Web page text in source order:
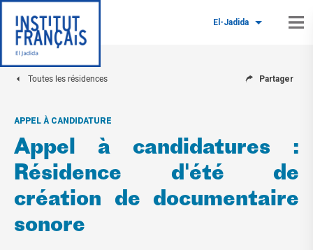
El-Jadida
Toutes les résidences Partager
APPEL À CANDIDATURE
Appel à candidatures :
Résidence d'été de
création de documentaire
sonore